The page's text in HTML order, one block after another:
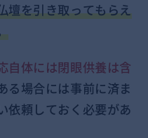
壇を引き取ってもらえ
自体には閉眼供養は含
る場合には事前に済ま
依頼しておく必要があ